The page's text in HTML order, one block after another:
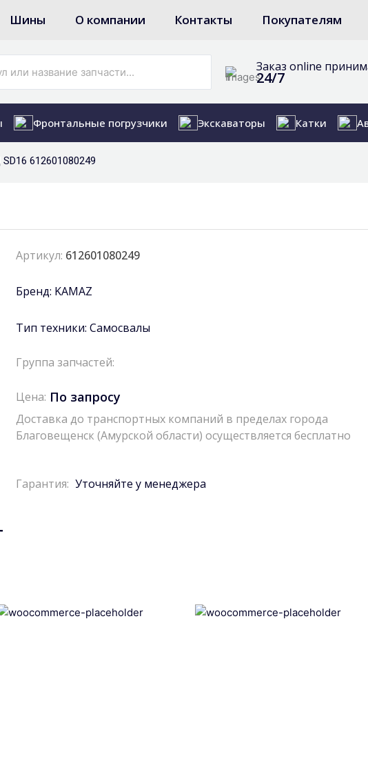
Шины О компании Контакты Покупателям
Заказ online
24/7
Фронтальные погрузчики Экскаваторы Катки
612601080249
Артикул: 612601080249
Бренд: KAMAZ
Тип техники: Самосвалы
Группа запчастей:
Цена: По запросу
Доставка до транспортных компаний в пределах города
Благовещенск (Амурской области) осуществляется бесплатно
Гарантия: Уточняйте у менеджера